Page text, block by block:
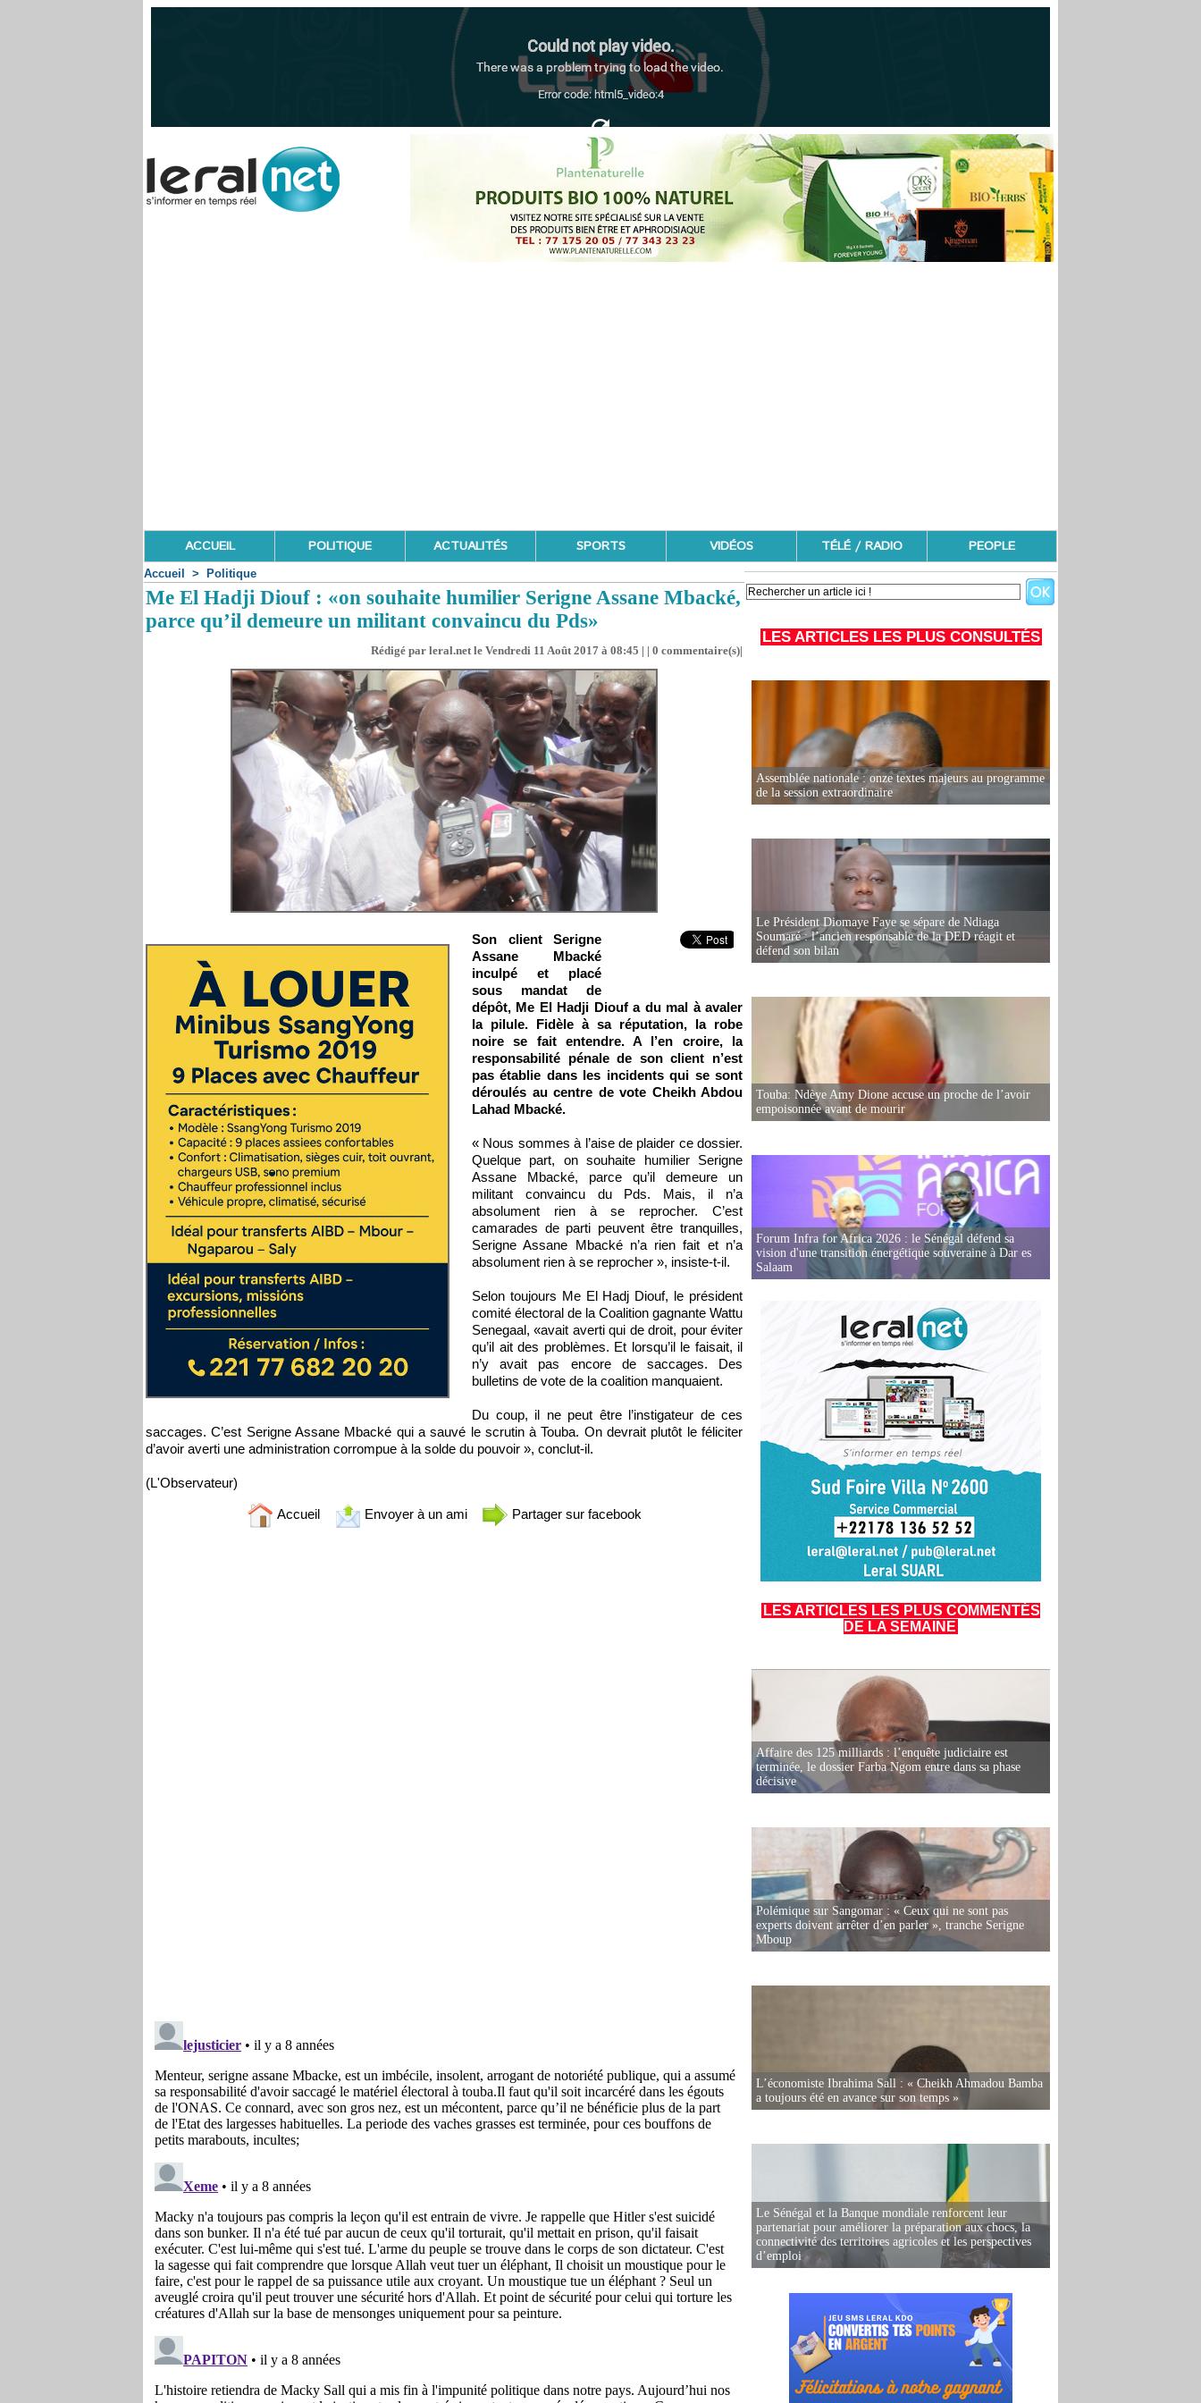
ACCUEIL POLITIQUE ACTUALITÉS SPORTS VIDÉOS TÉLÉ / RADIO PEOPLE
Accueil > Politique
Me El Hadji Diouf : «on souhaite humilier Serigne Assane Mbacké,
parce qu’il demeure un militant convaincu du Pds»
Rédigé par leral.net le Vendredi 11 Août 2017 à 08:45 | | 0 commentaire(s)|
Son client Serigne
Assane Mbacké
inculpé et placé
sous mandat de
dépôt, Me El Hadji Diouf a du mal à avaler
la pilule. Fidèle à sa réputation, la robe
noire se fait entendre. A l’en croire, la
responsabilité pénale de son client n’est
pas établie dans les incidents qui se sont
déroulés au centre de vote Cheikh Abdou
Lahad Mbacké.
« Nous sommes à l’aise de plaider ce dossier.
Quelque part, on souhaite humilier Serigne
Assane Mbacké, parce qu’il demeure un
militant convaincu du Pds. Mais, il n’a
absolument rien à se reprocher. C’est
camarades de parti peuvent être tranquilles,
Serigne Assane Mbacké n’a rien fait et n’a
absolument rien à se reprocher », insiste-t-il.
Selon toujours Me El Hadj Diouf, le président
comité électoral de la Coalition gagnante Wattu
Senegaal, «avait averti qui de droit, pour éviter
qu’il ait des problèmes. Et lorsqu’il le faisait, il
n’y avait pas encore de saccages. Des
bulletins de vote de la coalition manquaient.
Du coup, il ne peut être l’instigateur de ces
saccages. C’est Serigne Assane Mbacké qui a sauvé le scrutin à Touba. On devrait plutôt le féliciter
d’avoir averti une administration corrompue à la solde du pouvoir », conclut-il.
(L'Observateur)
Accueil Envoyer à un ami Partager sur facebook
LES ARTICLES LES PLUS CONSULTÉS
Assemblée nationale : onze textes majeurs au programme
de la session extraordinaire
Le Président Diomaye Faye se sépare de Ndiaga
Soumaré : l’ancien responsable de la DED réagit et
défend son bilan
Touba: Ndèye Amy Dione accuse un proche de l’avoir
empoisonnée avant de mourir
Forum Infra for Africa 2026 : le Sénégal défend sa
vision d'une transition énergétique souveraine à Dar es
Salaam
LES ARTICLES LES PLUS COMMENTÉS
DE LA SEMAINE
Affaire des 125 milliards : l’enquête judiciaire est
terminée, le dossier Farba Ngom entre dans sa phase
décisive
Polémique sur Sangomar : « Ceux qui ne sont pas
experts doivent arrêter d’en parler », tranche Serigne
Mboup
L’économiste Ibrahima Sall : « Cheikh Ahmadou Bamba
a toujours été en avance sur son temps »
Le Sénégal et la Banque mondiale renforcent leur
partenariat pour améliorer la préparation aux chocs, la
connectivité des territoires agricoles et les perspectives
d’emploi